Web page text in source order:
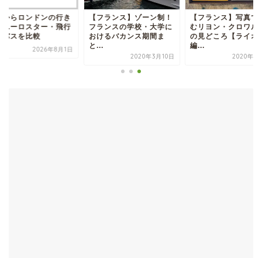
からロンドンの行き
ユーロスター・飛行
バスを比較
2026年8月1日
【フランス】ゾーン制！
フランスの学校・大学に
おけるバカンス期間ま
と...
2020年3月10日
【フランス】写真で
むリヨン・クロワル
の見どころ【ライオ
編...
2020年5